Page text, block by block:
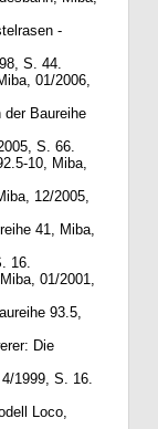
-
S. 44.
01/2006,
Baureihe
S. 66.
10, Miba,
12/2005,
41, Miba,
16.
01/2001,
93.5,
Die
1999, S. 16.
Loco,